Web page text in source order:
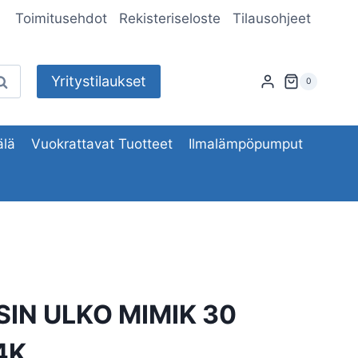
Toimitusehdot Rekisteriseloste Tilausohjeet
Yritystilaukset 0
Vuokrattavat Tuotteet Ilmalämpöpumput
ULKO MIMIK 30